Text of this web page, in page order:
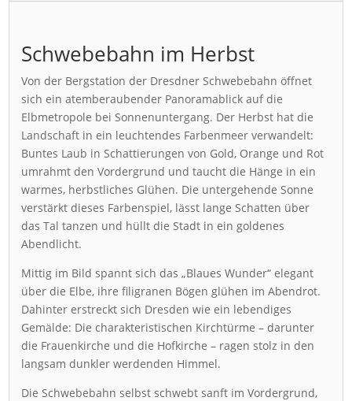
Schwebebahn im Herbst
Von der Bergstation der Dresdner Schwebebahn öffnet
sich ein atemberaubender Panoramablick auf die
Elbmetropole bei Sonnenuntergang. Der Herbst hat die
Landschaft in ein leuchtendes Farbenmeer verwandelt:
Buntes Laub in Schattierungen von Gold, Orange und Rot
umrahmt den Vordergrund und taucht die Hänge in ein
warmes, herbstliches Glühen. Die untergehende Sonne
verstärkt dieses Farbenspiel, lässt lange Schatten über
das Tal tanzen und hüllt die Stadt in ein goldenes
Abendlicht.
Mittig im Bild spannt sich das „Blaues Wunder“ elegant
über die Elbe, ihre filigranen Bögen glühen im Abendrot.
Dahinter erstreckt sich Dresden wie ein lebendiges
Gemälde: Die charakteristischen Kirchtürme – darunter
die Frauenkirche und die Hofkirche – ragen stolz in den
langsam dunkler werdenden Himmel.
Die Schwebebahn selbst schwebt sanft im Vordergrund,